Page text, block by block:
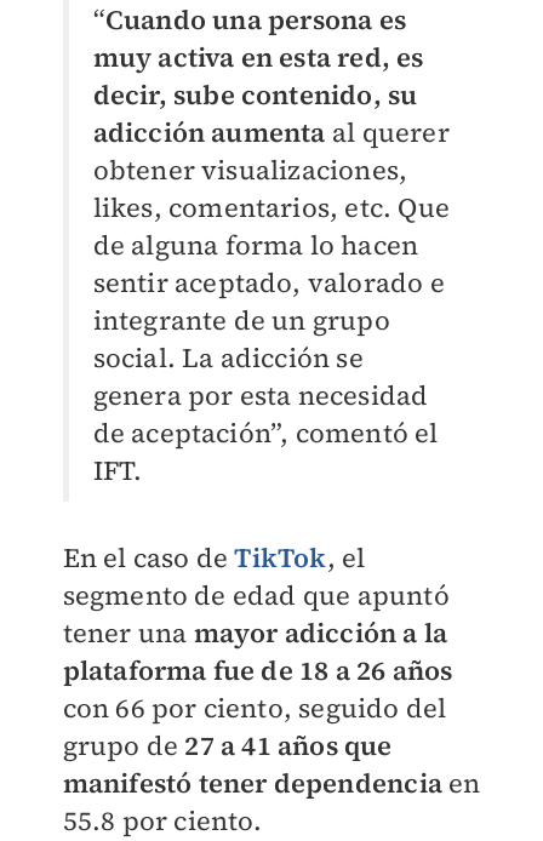
“Cuando una persona es
muy activa en esta red, es
decir, sube contenido, su
adicción aumenta al querer
obtener visualizaciones,
likes, comentarios, etc. Que
de alguna forma lo hacen
sentir aceptado, valorado e
integrante de un grupo
social. La adicción se
genera por esta necesidad
de aceptación”, comentó el
IFT.
En el caso deTikTok, el
segmento de edad que apuntó
tener una mayor adicción a la
plataforma fue de 18 a 26 años
con 66 por ciento, seguido del
grupo de 27 a 41 años que
manifestó tener dependenciaen
55.8 por ciento.